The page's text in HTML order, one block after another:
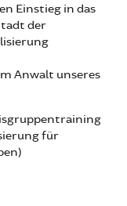
Einstieg in das
der
Anwalt unseres
für